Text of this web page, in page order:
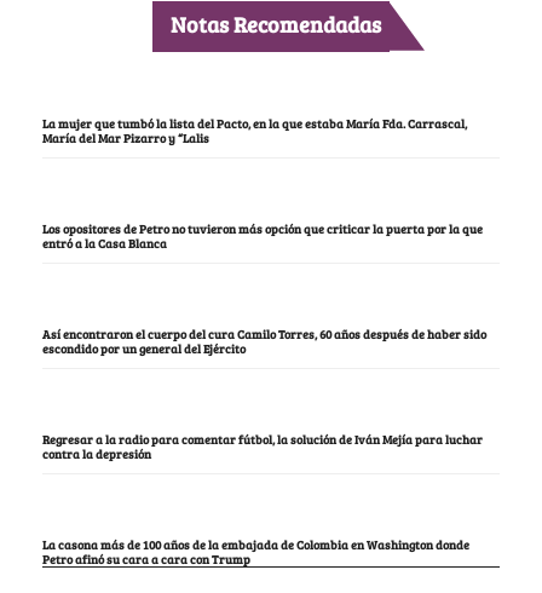
Notas Recomendadas
La mujer que tumbó la lista del Pacto, en la que estaba María Fda. Carrascal,
María del Mar Pizarro y “Lalis
Los opositores de Petro no tuvieron más opción que criticar la puerta por la que
entró a la Casa Blanca
Así encontraron el cuerpo del cura Camilo Torres, 60 años después de haber sido
escondido por un general del Ejército
Regresar a la radio para comentar fútbol, la solución de Iván Mejía para luchar
contra la depresión
La casona más de 100 años de la embajada de Colombia en Washington donde
Petro afinó su cara a cara con Trump